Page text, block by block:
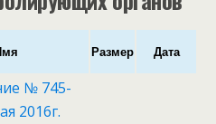
Размер Дата
№ 745-
2016г.